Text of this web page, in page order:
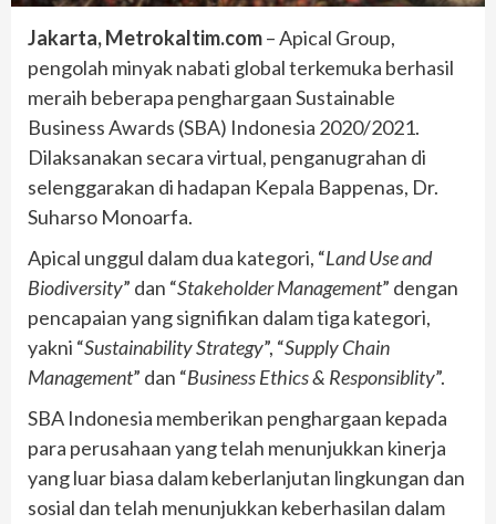
Jakarta, Metrokaltim.com– Apical Group,
pengolah minyak nabati global terkemuka berhasil
meraih beberapa penghargaan Sustainable
Business Awards (SBA) Indonesia 2020/2021.
Dilaksanakan secara virtual, penganugrahan di
selenggarakan di hadapan Kepala Bappenas, Dr.
Suharso Monoarfa.
Apical unggul dalam dua kategori, “Land Use and
Biodiversity” dan “Stakeholder Management” dengan
pencapaian yang signifikan dalam tiga kategori,
yakni “Sustainability Strategy”, “Supply Chain
Management” dan “Business Ethics & Responsiblity”.
SBA Indonesia memberikan penghargaan kepada
para perusahaan yang telah menunjukkan kinerja
yang luar biasa dalam keberlanjutan lingkungan dan
sosial dan telah menunjukkan keberhasilan dalam